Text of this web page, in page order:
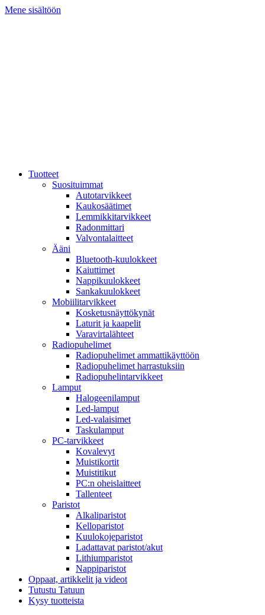
Mene sisältöön
Tuotteet
Suosituimmat
Autotarvikkeet
Kaukosäätimet
Lemmikkitarvikkeet
Radonmittari
Valvontalaitteet
Ääni
Bluetooth-kuulokkeet
Kaiuttimet
Nappikuulokkeet
Sankakuulokkeet
Mobiilitarvikkeet
Kosketusnäyttökynät
Laturit ja kaapelit
Varavirtalähteet
Radiopuhelimet
Radiopuhelimet ammattikäyttöön
Radiopuhelimet harrastuksiin
Radiopuhelintarvikkeet
Lamput
Halogeenilamput
Led-lamput
Led-valaisimet
Taskulamput
PC-tarvikkeet
Kovalevyt
Muistikortit
Muistitikut
PC:n oheislaitteet
Tallenteet
Paristot
Alkaliparistot
Kelloparistot
Kuulokojeparistot
Ladattavat paristot/akut
Lithiumparistot
Nappiparistot
Oppaat, artikkelit ja videot
Tutustu Tatuun
Kysy tuotteista